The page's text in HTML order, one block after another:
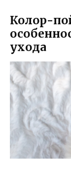
Колор-
ухода